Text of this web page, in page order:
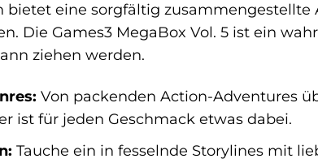
bietet eine sorgfältig zusammengestellte
Die Games3 MegaBox Vol. 5 ist ein
ziehen werden.
Von packenden Action-Adventures
ist für jeden Geschmack etwas dabei.
Tauche ein in fesselnde Storylines mit